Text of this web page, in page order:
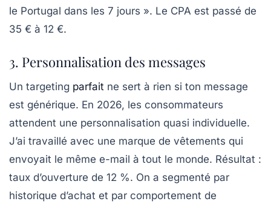
le Portugal dans les 7 jours ». Le CPA est passé de
35 € à 12 €.
3. Personnalisation des messages
Un targeting parfait ne sert à rien si ton message
est générique. En 2026, les consommateurs
attendent une personnalisation quasi individuelle.
J’ai travaillé avec une marque de vêtements qui
envoyait le même e-mail à tout le monde. Résultat :
taux d’ouverture de 12 %. On a segmenté par
historique d’achat et par comportement de